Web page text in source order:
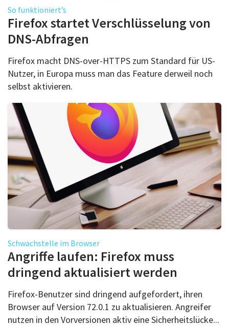
So funktioniert’s
Firefox startet Verschlüsselung von
DNS-Abfragen
Firefox macht DNS-over-HTTPS zum Standard für US-
Nutzer, in Europa muss man das Feature derweil noch
selbst aktivieren.
Schwachstelle im Browser
Angriffe laufen: Firefox muss
dringend aktualisiert werden
Firefox-Benutzer sind dringend aufgefordert, ihren
Browser auf Version 72.0.1 zu aktualisieren. Angreifer
nutzen in den Vorversionen aktiv eine Sicherheitslücke...